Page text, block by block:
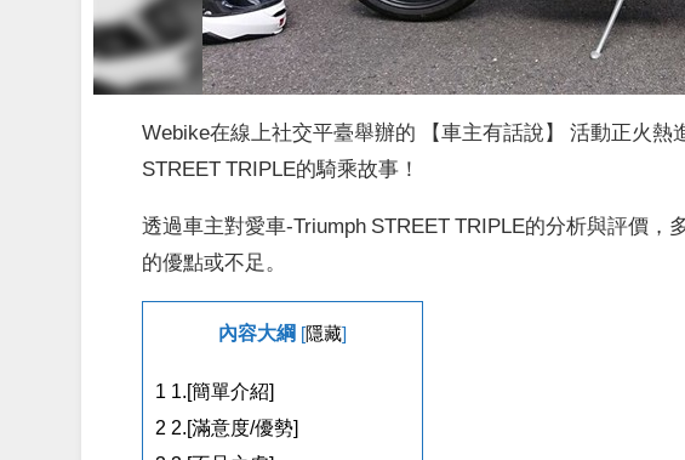
Webike在線上社交平臺舉辦的 【車主有話說】 活動正火
STREET TRIPLE的騎乘故事！
透過車主對愛車-Triumph STREET TRIPLE的分析與評價，
的優點或不足。
內容大綱 隱藏
1 1.[簡單介紹]
2 2.[滿意度/優勢]